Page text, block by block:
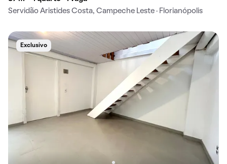
Servidão Aristides Costa, Campeche Leste · Florianópolis
Exclusivo